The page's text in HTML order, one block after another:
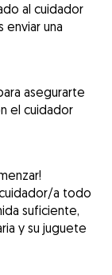
al cuidador
una
asegurarte
el cuidador
a todo
suficiente,
y su juguete